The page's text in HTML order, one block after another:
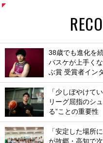
38歳でも進化を
バスケが上手く
ぶ賞 受賞者イン
「少しぼやけて
リーグ屈指のシ
る”ことの重要性
「安定した場所
が故郷・高知で